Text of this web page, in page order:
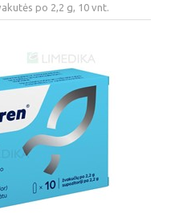
po 2,2 g, 10 vnt.